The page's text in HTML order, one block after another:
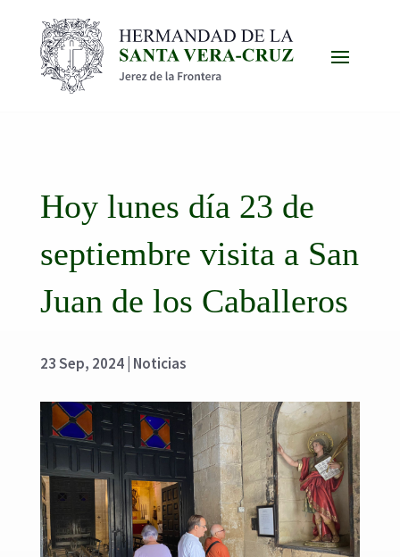
Hoy lunes día 23 de
septiembre visita a San
Juan de los Caballeros
23 Sep, 2024| Noticias